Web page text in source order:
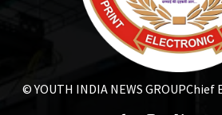
© YOUTH INDIA NEWS GROUPChief